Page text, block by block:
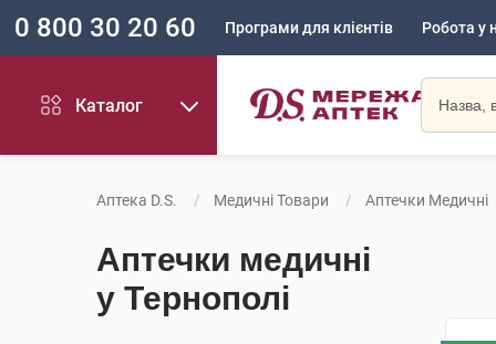
0 800 30 20 60 Програми для клієнтів Робота у
Каталог
Аптека D.S. Медичні Товари Аптечки Медичні
Аптечки медичні
у Тернополі